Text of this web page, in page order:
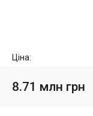
Ціна:
8.71 млн грн